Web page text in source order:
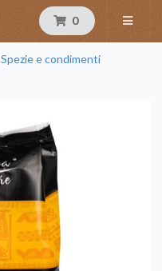
0
Spezie e condimenti